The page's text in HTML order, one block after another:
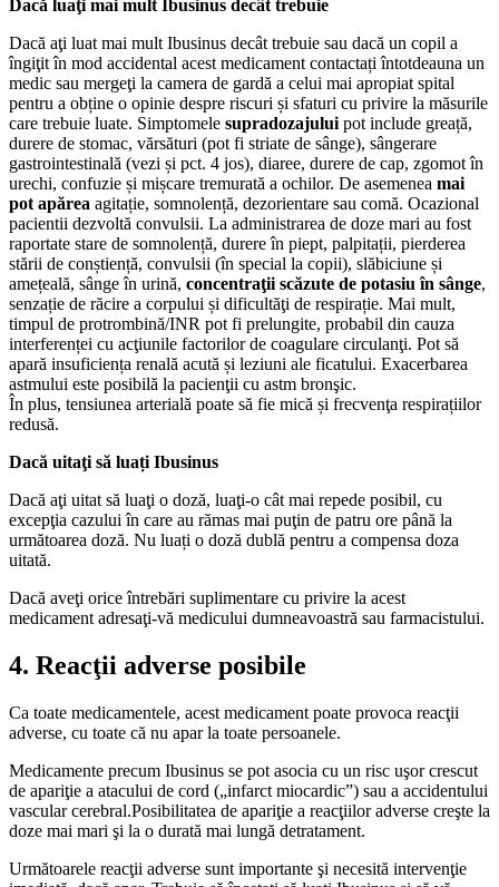
Dacă luaţi mai mult Ibusinus decât trebuie
Dacă aţi luat mai mult Ibusinus decât trebuie sau dacă un copil a
îngiţit în mod accidental acest medicament contactați întotdeauna un
medic sau mergeţi la camera de gardă a celui mai apropiat spital
pentru a obține o opinie despre riscuri și sfaturi cu privire la măsurile
care trebuie luate. Simptomele supradozajului pot include greață,
durere de stomac, vărsături (pot fi striate de sânge), sângerare
gastrointestinală (vezi și pct. 4 jos), diaree, durere de cap, zgomot în
urechi, confuzie și mișcare tremurată a ochilor. De asemenea mai
pot apărea agitație, somnolență, dezorientare sau comă. Ocazional
pacientii dezvoltă convulsii. La administrarea de doze mari au fost
raportate stare de somnolență, durere în piept, palpitații, pierderea
stării de conștiență, convulsii (în special la copii), slăbiciune și
amețeală, sânge în urină, concentraţii scăzute de potasiu în sânge,
senzație de răcire a corpului și dificultăţi de respirație. Mai mult,
timpul de protrombină/INR pot fi prelungite, probabil din cauza
interferenței cu acţiunile factorilor de coagulare circulanţi. Pot să
apară insuficiența renală acută și leziuni ale ficatului. Exacerbarea
astmului este posibilă la pacienţii cu astm bronşic.
În plus, tensiunea arterială poate să fie mică și frecvenţa respirațiilor
redusă.
Dacă uitaţi să luați Ibusinus
Dacă aţi uitat să luaţi o doză, luaţi-o cât mai repede posibil, cu
excepţia cazului în care au rămas mai puţin de patru ore până la
următoarea doză. Nu luați o doză dublă pentru a compensa doza
uitată.
Dacă aveţi orice întrebări suplimentare cu privire la acest
medicament adresaţi-vă medicului dumneavoastră sau farmacistului.
4. Reacţii adverse posibile
Ca toate medicamentele, acest medicament poate provoca reacţii
adverse, cu toate că nu apar la toate persoanele.
Medicamente precum Ibusinus se pot asocia cu un risc uşor crescut
de apariţie a atacului de cord („infarct miocardic”) sau a accidentului
vascular cerebral.Posibilitatea de apariţie a reacţiilor adverse creşte la
doze mai mari şi la o durată mai lungă detratament.
Următoarele reacţii adverse sunt importante şi necesită intervenţie